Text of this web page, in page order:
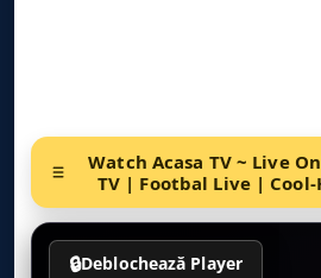
Watch Acasa TV ~ Live
TV | Footbal Live | Cool-
🔒Deblochează Player